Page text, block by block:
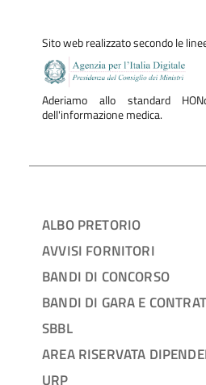
Sito web realizzato secondo le
Aderiamo allo standard
dell'informazione medica.
ALBO PRETORIO
AVVISI FORNITORI
BANDI DI CONCORSO
BANDI DI GARA E
SBBL
AREA RISERVATA
URP